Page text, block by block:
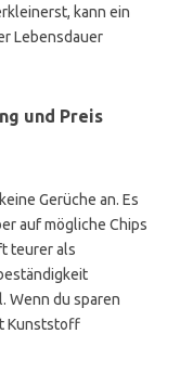
kann ein
Lebensdauer
und Preis
Gerüche an. Es
auf mögliche Chips
teurer als
Wenn du sparen
Kunststoff